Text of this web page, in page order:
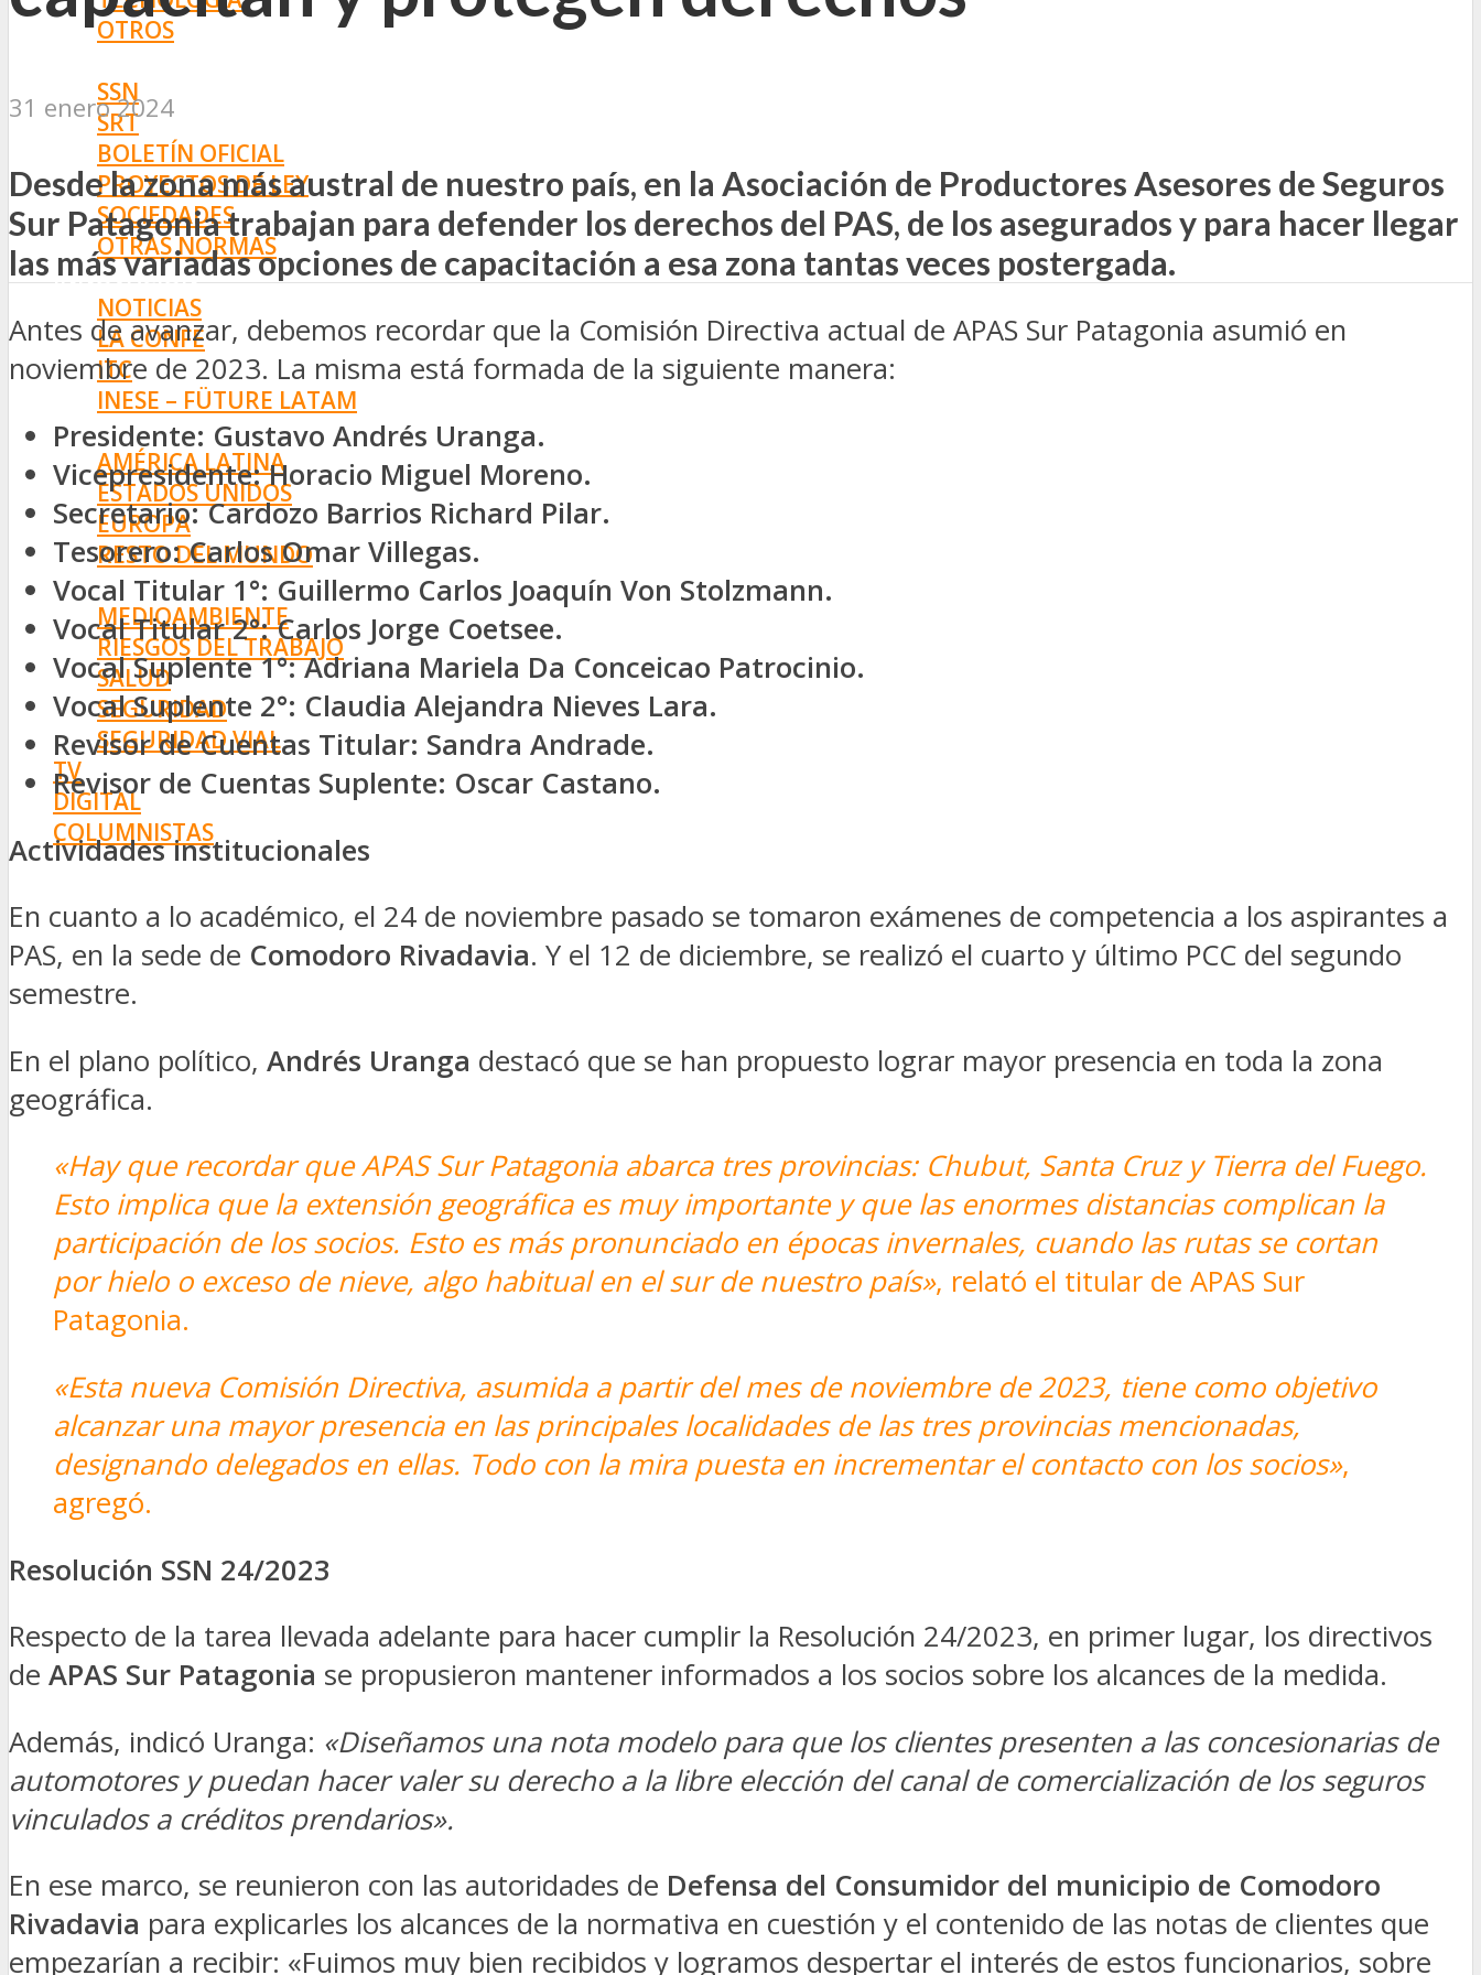
OTROS
SSN
SRT
BOLETÍN OFICIAL
PROYECTOS DE LEY
SOCIEDADES
OTRAS NORMAS
INNOVACIÓN
NOTICIAS
LA CONFE
ITC
INESE – FÜTURE LATAM
INTERNACIONALES
AMÉRICA LATINA
ESTADOS UNIDOS
EUROPA
RESTO DEL MUNDO
PREVENCIÓN
MEDIOAMBIENTE
RIESGOS DEL TRABAJO
SALUD
SEGURIDAD
SEGURIDAD VIAL
TV
DIGITAL
COLUMNISTAS
ESTADÍSTICAS
31 enero 2024
Desde la zona más austral de nuestro país, en la Asociación de Productores Asesores de Seguros
Sur Patagonia trabajan para defender los derechos del PAS, de los asegurados y para hacer llegar
las más variadas opciones de capacitación a esa zona tantas veces postergada.
Antes de avanzar, debemos recordar que la Comisión Directiva actual de APAS Sur Patagonia asumió en
noviembre de 2023. La misma está formada de la siguiente manera:
Presidente: Gustavo Andrés Uranga.
Vicepresidente: Horacio Miguel Moreno.
Secretario: Cardozo Barrios Richard Pilar.
Tesorero: Carlos Omar Villegas.
Vocal Titular 1°: Guillermo Carlos Joaquín Von Stolzmann.
Vocal Titular 2°: Carlos Jorge Coetsee.
Vocal Suplente 1°: Adriana Mariela Da Conceicao Patrocinio.
Vocal Suplente 2°: Claudia Alejandra Nieves Lara.
Revisor de Cuentas Titular: Sandra Andrade.
Revisor de Cuentas Suplente: Oscar Castano.
Actividades institucionales
En cuanto a lo académico, el 24 de noviembre pasado se tomaron exámenes de competencia a los aspirantes a
PAS, en la sede de Comodoro Rivadavia. Y el 12 de diciembre, se realizó el cuarto y último PCC del segundo
semestre.
En el plano político, Andrés Uranga destacó que se han propuesto lograr mayor presencia en toda la zona
geográfica.
«Hay que recordar que APAS Sur Patagonia abarca tres provincias: Chubut, Santa Cruz y Tierra del Fuego.
Esto implica que la extensión geográfica es muy importante y que las enormes distancias complican la
participación de los socios. Esto es más pronunciado en épocas invernales, cuando las rutas se cortan
por hielo o exceso de nieve, algo habitual en el sur de nuestro país», relató el titular de APAS Sur
Patagonia.
«Esta nueva Comisión Directiva, asumida a partir del mes de noviembre de 2023, tiene como objetivo
alcanzar una mayor presencia en las principales localidades de las tres provincias mencionadas,
designando delegados en ellas. Todo con la mira puesta en incrementar el contacto con los socios»,
agregó.
Resolución SSN 24/2023
Respecto de la tarea llevada adelante para hacer cumplir la Resolución 24/2023, en primer lugar, los directivos
de APAS Sur Patagonia se propusieron mantener informados a los socios sobre los alcances de la medida.
Además, indicó Uranga: «Diseñamos una nota modelo para que los clientes presenten a las concesionarias de
automotores y puedan hacer valer su derecho a la libre elección del canal de comercialización de los seguros
vinculados a créditos prendarios».
En ese marco, se reunieron con las autoridades de Defensa del Consumidor del municipio de Comodoro
Rivadavia para explicarles los alcances de la normativa en cuestión y el contenido de las notas de clientes que
empezarían a recibir: «Fuimos muy bien recibidos y logramos despertar el interés de estos funcionarios, sobre